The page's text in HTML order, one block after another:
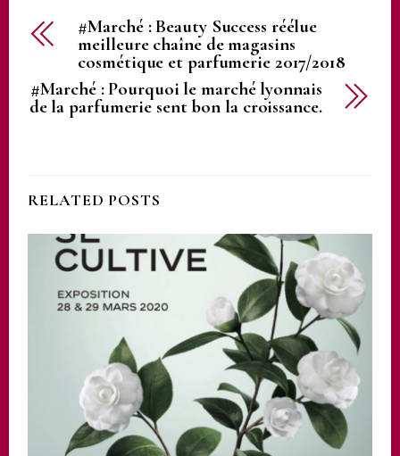
#Marché : Beauty Success réélue
meilleure chaîne de magasins
cosmétique et parfumerie 2017/2018
#Marché : Pourquoi le marché lyonnais
de la parfumerie sent bon la croissance.
RELATED POSTS